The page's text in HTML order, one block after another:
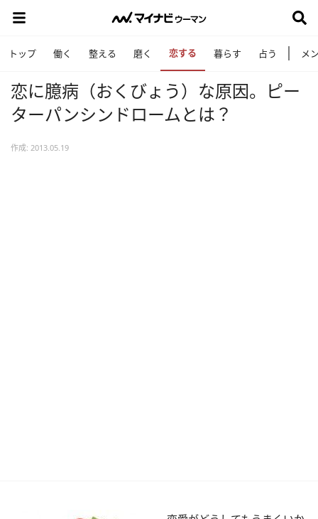
トップ 働く 整える 磨く 恋する 暮らす 占う メ
恋に臆病（おくびょう）な原因。ピー
ターパンシンドロームとは？
作成: 2013.05.19